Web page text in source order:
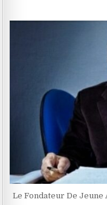
Le Fondateur De Jeune